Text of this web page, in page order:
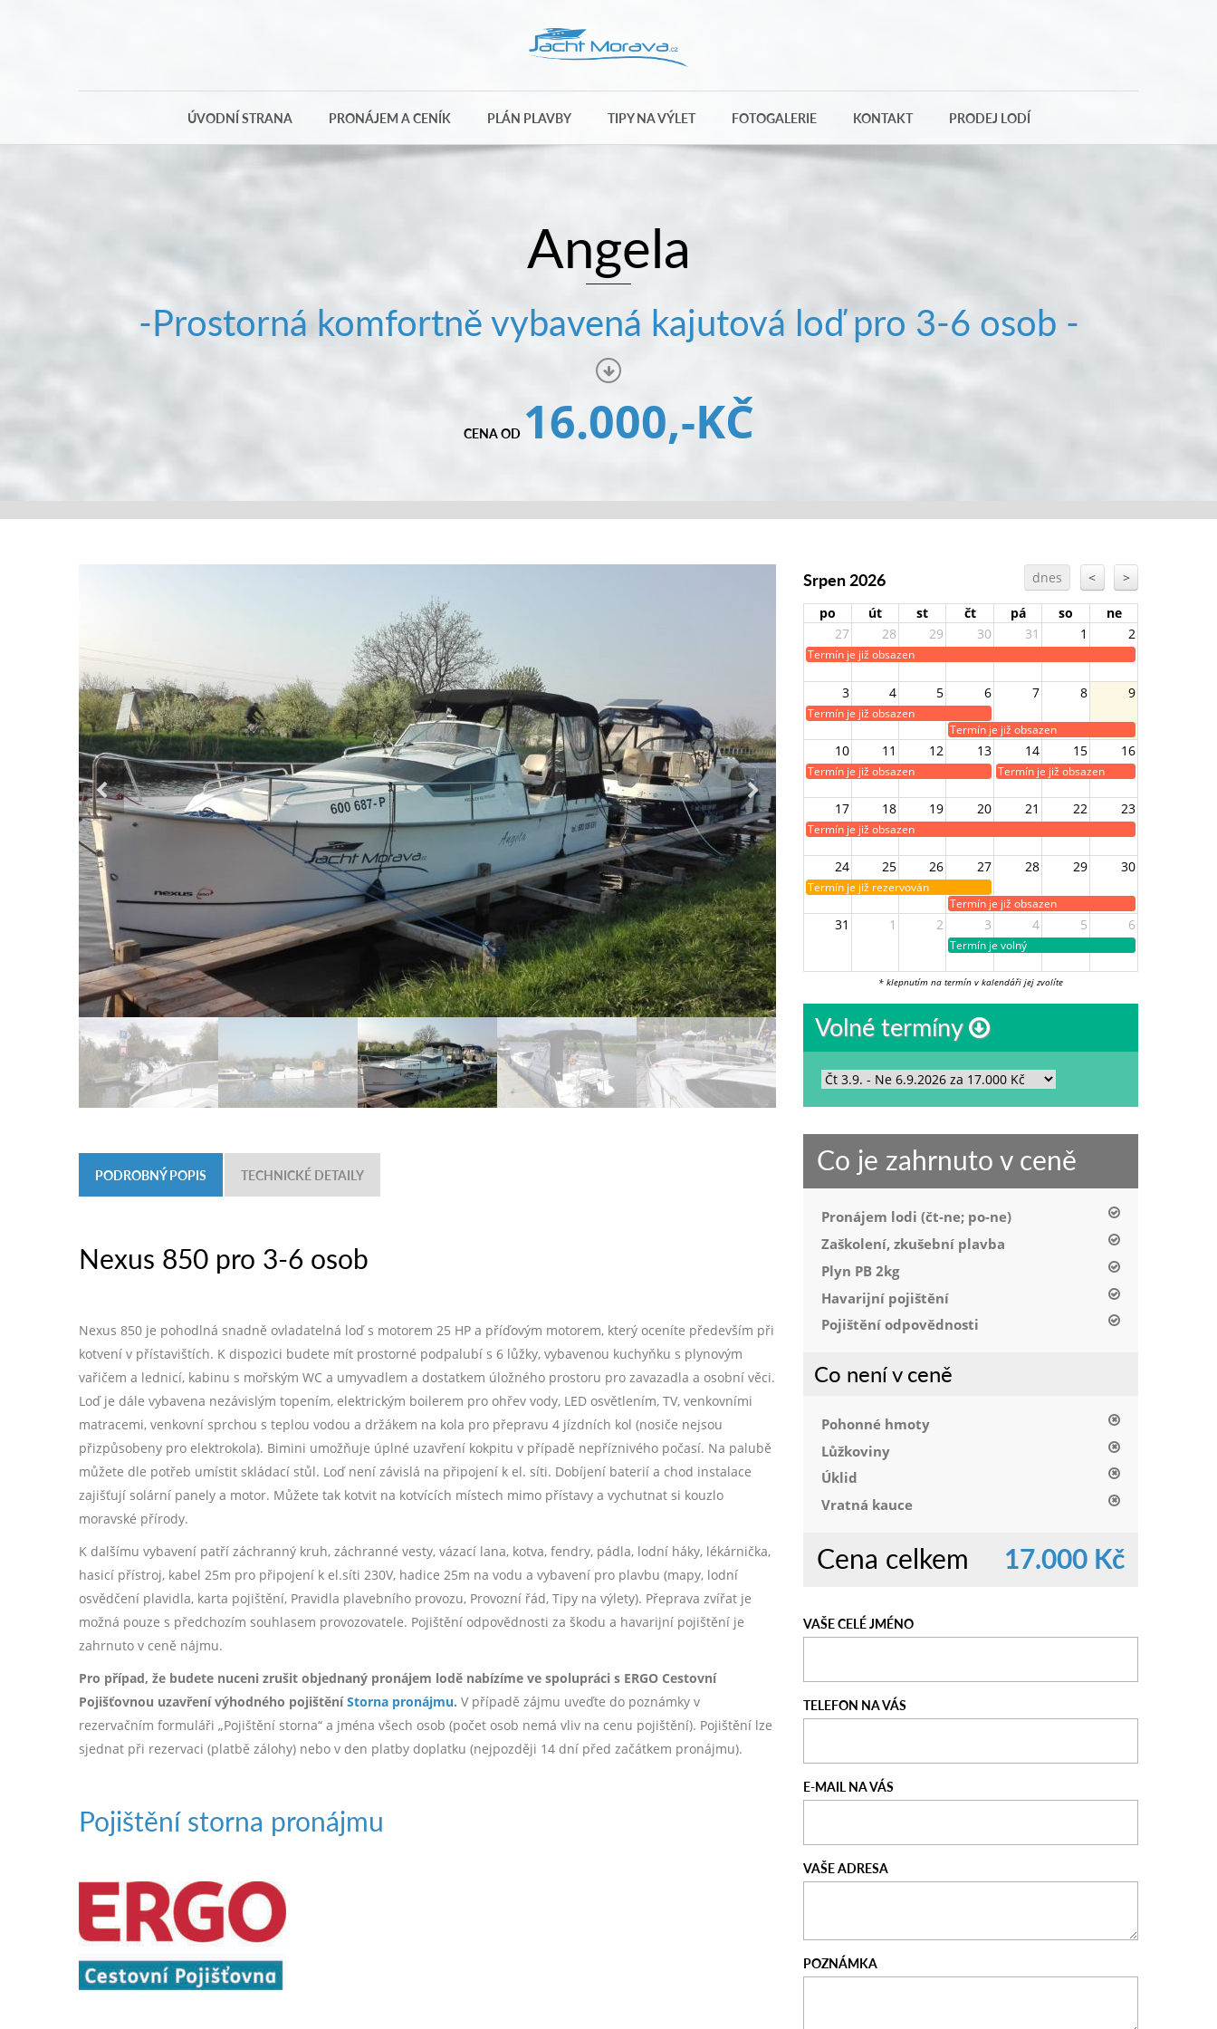
ÚVODNÍ STRANA PRONÁJEM A CENÍK PLÁN PLAVBY TIPY NA VÝLET FOTOGALERIE KONTAKT PRODEJ LODÍ
Angela
-Prostorná komfortně vybavená kajutová loď pro 3-6 osob -
CENA OD 16.000,-KČ
Srpen 2026 dnes < >
po út st čt pá so
ne
27
28 29 30 31 1 2
Termín je již obsazen
3 4 5 6 7 8 9
Termín je již obsazen
Termín je již obsazen
10 11 12 13 14 15 16
Termín je již obsazen Termín je již obsazen
17 18 19 20 21 22 23
Termín je již obsazen
24 25 26 27 28 29 30
Termín je již rezervován
Termín je již obsazen
31 1 2 3 4 5 6
Termín je volný
* klepnutím na termín v kalendáři jej zvolíte
Volné termíny
Co je zahrnuto v ceně
Pronájem lodi (čt-ne; po-ne)
Zaškolení, zkušební plavba
Plyn PB 2kg
Havarijní pojištění
Pojištění odpovědnosti
Co není v ceně
Pohonné hmoty
Lůžkoviny
Úklid
Vratná kauce
Cena celkem 17.000 Kč
VAŠE CELÉ JMÉNO
TELEFON NA VÁS
E-MAIL NA VÁS
VAŠE ADRESA
POZNÁMKA
PODROBNÝ POPIS TECHNICKÉ DETAILY
Nexus 850 pro 3-6 osob
Nexus 850 je pohodlná snadně ovladatelná loď s motorem 25 HP a příďovým motorem, který oceníte především při
kotvení v přístavištích. K dispozici budete mít prostorné podpalubí s 6 lůžky, vybavenou kuchyňku s plynovým
vařičem a lednicí, kabinu s mořským WC a umyvadlem a dostatkem úložného prostoru pro zavazadla a osobní věci.
Loď je dále vybavena nezávislým topením, elektrickým boilerem pro ohřev vody, LED osvětlením, TV, venkovními
matracemi, venkovní sprchou s teplou vodou a držákem na kola pro přepravu 4 jízdních kol (nosiče nejsou
přizpůsobeny pro elektrokola). Bimini umožňuje úplné uzavření kokpitu v případě nepříznivého počasí. Na palubě
můžete dle potřeb umístit skládací stůl. Loď není závislá na připojení k el. síti. Dobíjení baterií a chod instalace
zajišťují solární panely a motor. Můžete tak kotvit na kotvících místech mimo přístavy a vychutnat si kouzlo
moravské přírody.
K dalšímu vybavení patří záchranný kruh, záchranné vesty, vázací lana, kotva, fendry, pádla, lodní háky, lékárnička,
hasicí přístroj, kabel 25m pro připojení k el.síti 230V, hadice 25m na vodu a vybavení pro plavbu (mapy, lodní
osvědčení plavidla, karta pojištění, Pravidla plavebního provozu, Provozní řád, Tipy na výlety). Přeprava zvířat je
možná pouze s předchozím souhlasem provozovatele. Pojištění odpovědnosti za škodu a havarijní pojištění je
zahrnuto v ceně nájmu.
Pro případ, že budete nuceni zrušit objednaný pronájem lodě nabízíme ve spolupráci s ERGO Cestovní
Pojišťovnou uzavření výhodného pojištěníStorna pronájmu. V případě zájmu uveďte do poznámky v
rezervačním formuláři „Pojištění storna“ a jména všech osob (počet osob nemá vliv na cenu pojištění). Pojištění lze
sjednat při rezervaci (platbě zálohy) nebo v den platby doplatku (nejpozději 14 dní před začátkem pronájmu).
Pojištění storna pronájmu